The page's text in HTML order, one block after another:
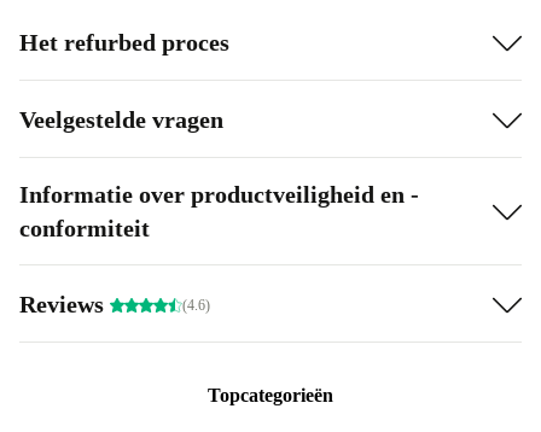
Het refurbed proces
Veelgestelde vragen
Informatie over productveiligheid en -
conformiteit
Reviews (4.6)
Topcategorieën